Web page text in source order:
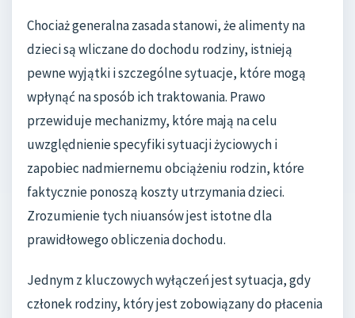
Chociaż generalna zasada stanowi, że alimenty na
dzieci są wliczane do dochodu rodziny, istnieją
pewne wyjątki i szczególne sytuacje, które mogą
wpłynąć na sposób ich traktowania. Prawo
przewiduje mechanizmy, które mają na celu
uwzględnienie specyfiki sytuacji życiowych i
zapobiec nadmiernemu obciążeniu rodzin, które
faktycznie ponoszą koszty utrzymania dzieci.
Zrozumienie tych niuansów jest istotne dla
prawidłowego obliczenia dochodu.
Jednym z kluczowych wyłączeń jest sytuacja, gdy
członek rodziny, który jest zobowiązany do płacenia